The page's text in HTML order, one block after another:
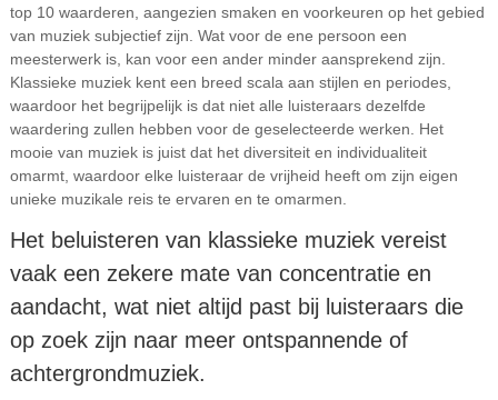
top 10 waarderen, aangezien smaken en voorkeuren op het gebied
van muziek subjectief zijn. Wat voor de ene persoon een
meesterwerk is, kan voor een ander minder aansprekend zijn.
Klassieke muziek kent een breed scala aan stijlen en periodes,
waardoor het begrijpelijk is dat niet alle luisteraars dezelfde
waardering zullen hebben voor de geselecteerde werken. Het
mooie van muziek is juist dat het diversiteit en individualiteit
omarmt, waardoor elke luisteraar de vrijheid heeft om zijn eigen
unieke muzikale reis te ervaren en te omarmen.
Het beluisteren van klassieke muziek vereist
vaak een zekere mate van concentratie en
aandacht, wat niet altijd past bij luisteraars die
op zoek zijn naar meer ontspannende of
achtergrondmuziek.